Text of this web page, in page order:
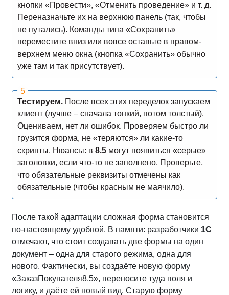
кнопки «Провести», «Отменить проведение» и т. д.
Переназначьте их на верхнюю панель (так, чтобы
не путались). Команды типа «Сохранить»
переместите вниз или вовсе оставьте в правом-
верхнем меню окна (кнопка «Сохранить» обычно
уже там и так присутствует).
Тестируем.После всех этих переделок запускаем
клиент (лучше – сначала тонкий, потом толстый).
Оцениваем, нет ли ошибок. Проверяем быстро ли
грузится форма, не «теряются» ли какие-то
скрипты. Нюансы: в 8.5могут появиться «серые»
заголовки, если что-то не заполнено. Проверьте,
что обязательные реквизиты отмечены как
обязательные (чтобы красным не маячило).
После такой адаптации сложная форма становится
по-настоящему удобной. В памяти: разработчики 1С
отмечают, что стоит создавать две формы на один
документ – одна для старого режима, одна для
нового. Фактически, вы создаёте новую форму
«ЗаказПокупателя8.5», переносите туда поля и
логику, и даёте ей новый вид. Старую форму